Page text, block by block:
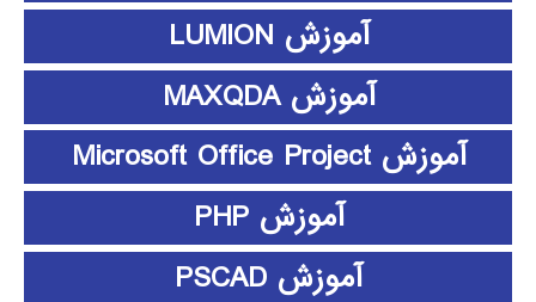
آموزش LUMION
آموزش MAXQDA
آموزش Microsoft Office Project
آموزش PHP
آموزش PSCAD